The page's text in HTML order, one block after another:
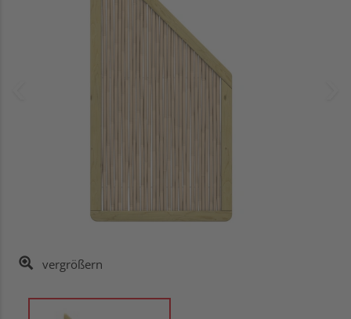
vergrößern